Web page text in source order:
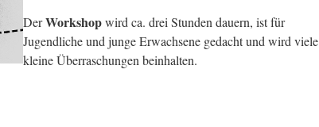
DerWorkshopwird ca. drei Stunden dauern, ist für
Jugendliche und junge Erwachsene gedacht und wird viele
kleine Überraschungen beinhalten.